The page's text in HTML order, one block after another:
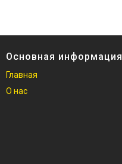
Основная информация
Главная
О нас